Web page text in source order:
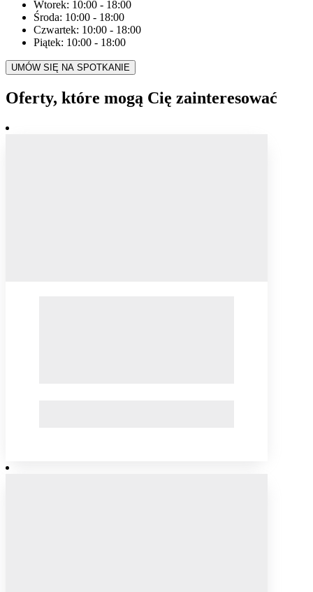
Wtorek: 10:00 - 18:00
Środa: 10:00 - 18:00
Czwartek: 10:00 - 18:00
Piątek: 10:00 - 18:00
UMÓW SIĘ NA SPOTKANIE
Oferty, które mogą Cię zainteresować